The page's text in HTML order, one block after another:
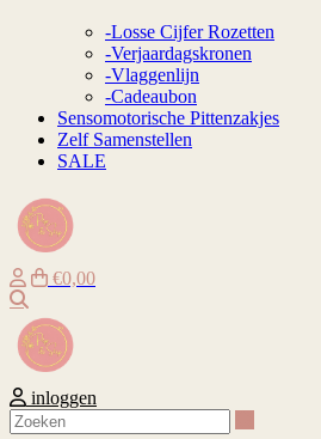
-Losse Cijfer Rozetten
-Verjaardagskronen
-Vlaggenlijn
-Cadeaubon
Sensomotorische Pittenzakjes
Zelf Samenstellen
SALE
€0,00
inloggen